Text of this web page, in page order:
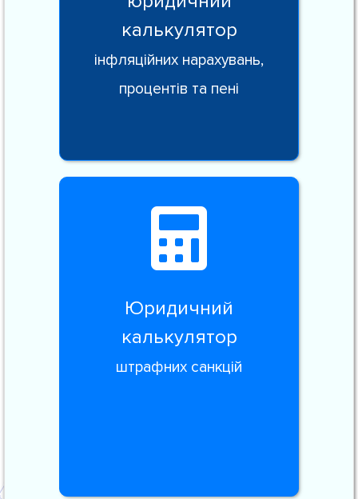
калькулятор
інфляційних нарахувань,
процентів та пені
Юридичний
калькулятор
штрафних санкцій